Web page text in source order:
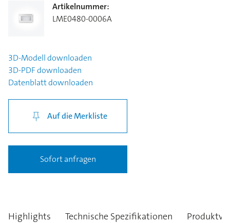
Highlights Technische Spezifikationen
Artikelnummer:
LME0480-0006A
3D-Modelldownloaden
3D-PDFdownloaden
Datenblattdownloaden
Auf die Merkliste
Sofort anfragen